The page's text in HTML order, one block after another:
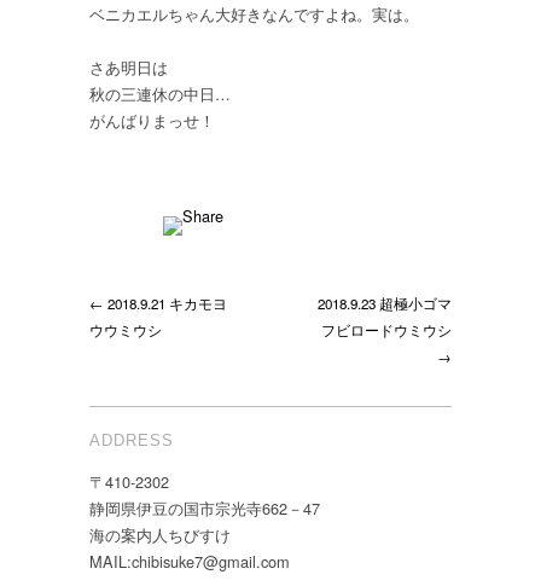
ミ
ベニカエルちゃん大好きなんですよね。実は。
さあ明日は
秋の三連休の中日…
がんばりまっせ！
← 2018.9.21 キカモヨ
ウウミウシ
2018.9.23 超極小ゴマ
フビロードウミウシ
→
ADDRESS
〒410-2302
静岡県伊豆の国市宗光寺662－47
海の案内人ちびすけ
MAIL:chibisuke7@gmail.com